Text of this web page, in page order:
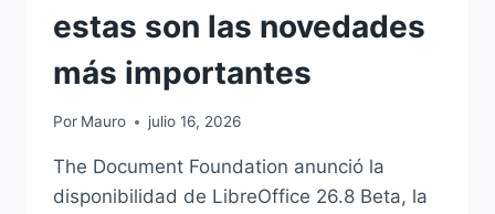
estas son las novedades
más importantes
Por Mauro julio 16, 2026
The Document Foundation anunció la
disponibilidad de LibreOffice 26.8 Beta, la